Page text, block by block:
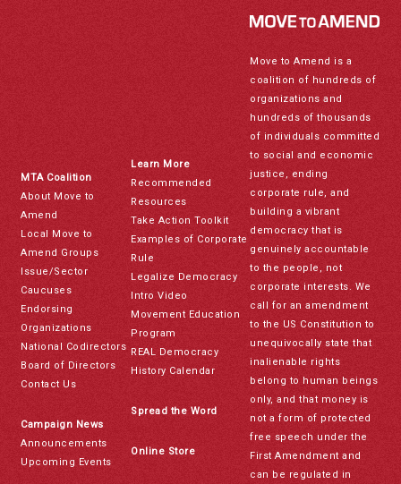
MTA Coalition
About Move to
Amend
Local Move to
Amend Groups
Issue/Sector
Caucuses
Endorsing
Organizations
National Codirectors
Board of Directors
Contact Us
Campaign News
Announcements
Upcoming Events
Learn More
Recommended
Resources
Take Action Toolkit
Examples of Corporate
Rule
Legalize Democracy
Intro Video
Movement Education
Program
REAL Democracy
History Calendar
Spread the Word
Online Store
Move to Amend is a
coalition of hundreds of
organizations and
hundreds of thousands
of individuals committed
to social and economic
justice, ending
corporate rule, and
building a vibrant
democracy that is
genuinely accountable
to the people, not
corporate interests. We
call for an amendment
to the US Constitution to
unequivocally state that
inalienable rights
belong to human beings
only, and that money is
not a form of protected
free speech under the
First Amendment and
can be regulated in